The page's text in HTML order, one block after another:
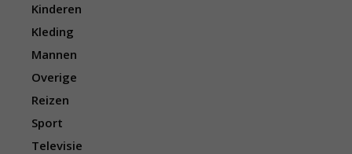
Kinderen
Kleding
Mannen
Overige
Reizen
Sport
Televisie